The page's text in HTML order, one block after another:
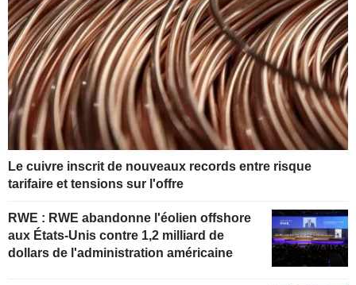
Le cuivre inscrit de nouveaux records entre risque
tarifaire et tensions sur l'offre
RWE : RWE abandonne l'éolien offshore
aux États-Unis contre 1,2 milliard de
dollars de l'administration américaine